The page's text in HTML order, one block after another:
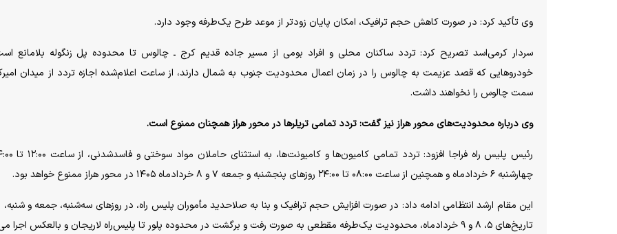
وی تأکید کرد: در صورت کاهش حجم ترافیک، امکان پایان زودتر از موعد طرح یک‌طرفه وجود دارد.
سردار کرمی‌اسد تصریح کرد: تردد ساکنان محلی و افراد بومی از مسیر جاده قدیم کرج ـ چالوس تا محدوده پل زنگوله بلامانع
خودرو‌هایی که قصد عزیمت به چالوس را در زمان اعمال محدودیت جنوب به شمال دارند، از ساعت اعلام‌شده اجازه تردد از میدان
سمت چالوس را نخواهند داشت.
وی درباره محدودیت‌های محور هراز نیز گفت: تردد تمامی تریلر‌ها در محور هراز همچنان ممنوع است.
چهارشنبه ۶ خردادماه و همچنین از ساعت ۰۸:۰۰ تا ۲۴:۰۰ روز‌های پنجشنبه و جمعه ۷ و ۸ خردادماه ۱۴۰۵ در محور هراز ممنوع خواهد بود.
این مقام ارشد انتظامی ادامه داد: در صورت افزایش حجم ترافیک و بنا به صلاحدید مأموران پلیس راه، در روز‌های سه‌شنبه، جمعه و شنبه،
تاریخ‌های ۵، ۸ و ۹ خردادماه، محدودیت یک‌طرفه مقطعی به صورت رفت و برگشت در محدوده پلور تا پلیس‌راه لاریجان و بالعکس اجرا می‌شود.